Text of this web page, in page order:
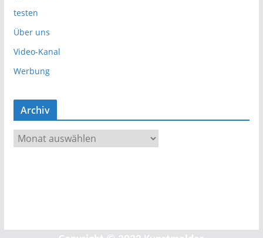
testen
Über uns
Video-Kanal
Werbung
Archiv